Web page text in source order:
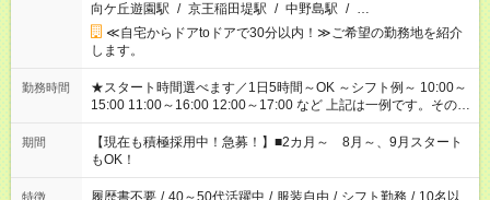
向ケ丘遊園駅 / 京王稲田堤駅 / 中野島駅 / …
≪自宅からドアtoドアで30分以内！≫ご希望の勤務地を紹介
します。
勤務時間
★スタート時間選べます／1日5時間～OK ～シフト例～ 10:00～
15:00 11:00～16:00 12:00～17:00 など 上記は一例です。その他
シフトもご相談ください。 ※Wワークの場合当社と合わせて法
定労働時間が週40時間を超えなければOKです。
期間
【現在も積極採用中！急募！】■2カ月～ 8月～、9月スタート
もOK！
特徴 履歴書不要 / 40～50代活躍中 / 服装自由 / シフト勤務 / 10名以